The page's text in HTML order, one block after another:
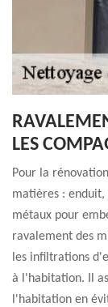
LES
Pour la
matières :
métaux pour
ravalement des
les infiltrations
à l'habitation. Il
l'habitation en